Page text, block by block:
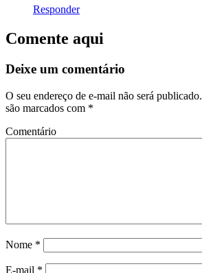
Responder
Comente aqui
Deixe um comentário
O seu endereço de e-mail não será publicado.
são marcados com *
Comentário
Nome *
E-mail *